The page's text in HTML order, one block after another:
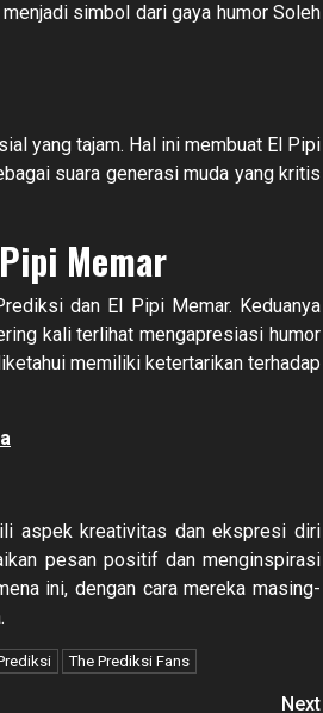
simbol dari gaya humor Soleh
yang tajam. Hal ini membuat El Pipi
suara generasi muda yang kritis
Memar
dan El Pipi Memar. Keduanya
kali terlihat mengapresiasi humor
memiliki ketertarikan terhadap
aspek kreativitas dan ekspresi diri
pesan positif dan menginspirasi
ini, dengan cara mereka masing-
The Prediksi Fans
Next